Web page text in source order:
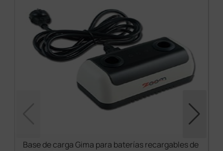
Base de carga Gima para baterías recargables de